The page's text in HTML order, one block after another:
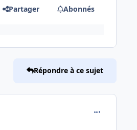
Partager Abonnés
Répondre à ce sujet